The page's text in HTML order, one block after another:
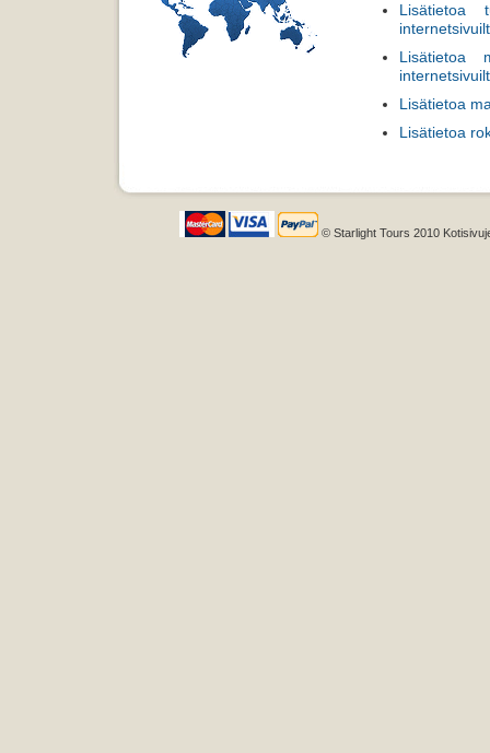
Lisätietoa
Lisätietoa
Lisätietoa
Lisätietoa
© Starlight Tours 2010